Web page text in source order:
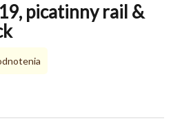
picatinny rail &